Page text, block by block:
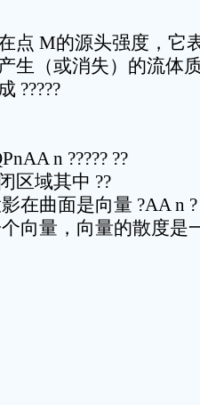
点 M的源头强度，它
生（或消失）的流体
?????
n ????? ??
区域其中 ??
在曲面是向量 ?AA n ?
向量，向量的散度是